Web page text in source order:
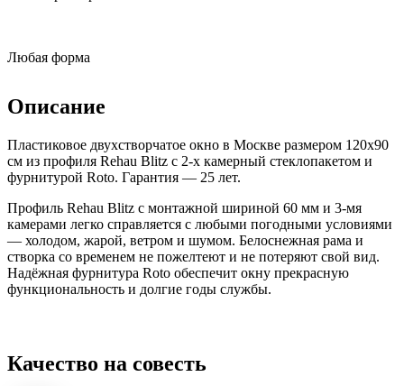
Любая форма
Описание
Пластиковое двухстворчатое окно в Москве размером 120x90
см из профиля Rehau Blitz с 2-х камерный стеклопакетом и
фурнитурой Roto. Гарантия — 25 лет.
Профиль Rehau Blitz с монтажной шириной 60 мм и 3-мя
камерами легко справляется с любыми погодными условиями
— холодом, жарой, ветром и шумом. Белоснежная рама и
створка со временем не пожелтеют и не потеряют свой вид.
Надёжная фурнитура Roto обеспечит окну прекрасную
функциональность и долгие годы службы.
Качество на совесть